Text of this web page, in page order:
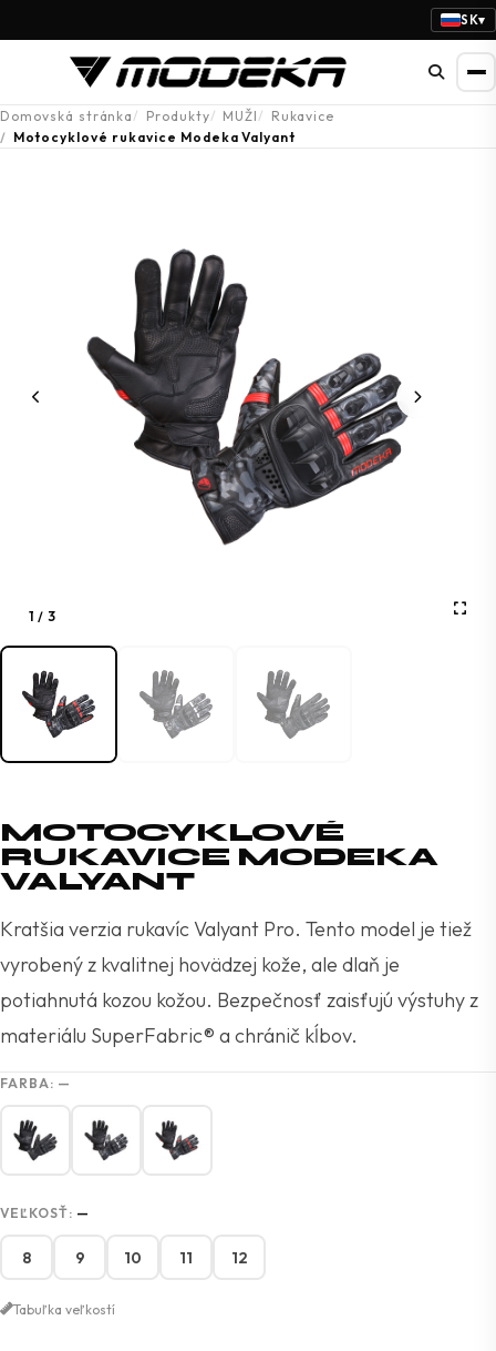
SK▾
Domovská stránka Produkty MUŽI
Rukavice
Motocyklové rukavice Modeka Valyant
1 / 3
MOTOCYKLOVÉ
RUKAVICE MODEKA
VALYANT
Kratšia verzia rukavíc Valyant Pro. Tento model je tiež
vyrobený z kvalitnej hovädzej kože, ale dlaň je
potiahnutá kozou kožou. Bezpečnosť zaisťujú výstuhy z
materiálu SuperFabric® a chránič kĺbov.
FARBA: —
VEĽKOSŤ: —
8 9 10 11 12
Tabuľka veľkostí